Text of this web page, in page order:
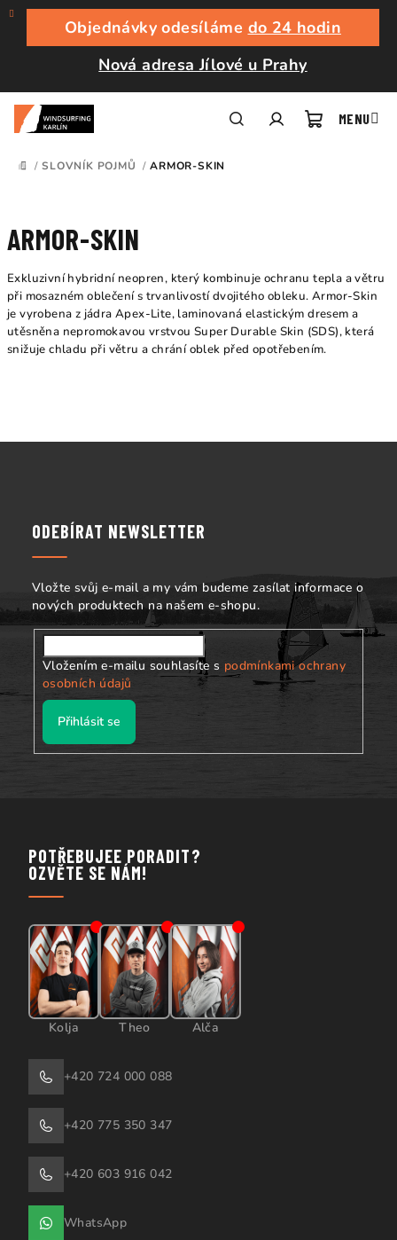
Přejít
obsah
Objednávky odesíláme do 24 hodin
Nová adresa Jílové u Prahy
DOMŮ
/ SLOVNÍK POJMŮ / ARMOR-SKIN
ARMOR-SKIN
Exkluzivní hybridní neopren, který kombinuje ochranu tepla a větru
při mosazném oblečení s trvanlivostí dvojitého obleku. Armor-Skin
je vyrobena z jádra Apex-Lite, laminovaná elastickým dresem a
utěsněna nepromokavou vrstvou Super Durable Skin (SDS), která
snižuje chladu při větru a chrání oblek před opotřebením.
ODEBÍRAT NEWSLETTER
Vložte svůj e-mail a my vám budeme zasílat informace o
nových produktech na našem e-shopu.
Vložením e-mailu souhlasíte s podmínkami ochrany
osobních údajů
Přihlásit se
POTŘEBUJEE PORADIT?
OZVĚTE SE NÁM!
Kolja Theo Alča
+420 724 000 088
+420 775 350 347
+420 603 916 042
WhatsApp